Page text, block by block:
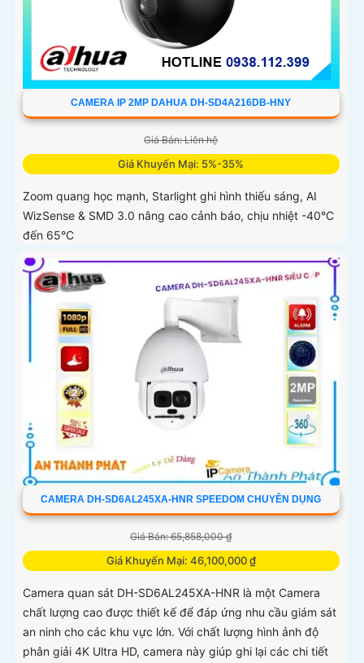
CAMERA IP 2MP DAHUA DH-SD4A216DB-HNY
Giá Bán: Liên hệ
Giá Khuyến Mại: 5%-35%
Zoom quang học mạnh, Starlight ghi hình thiếu sáng, AI
WizSense & SMD 3.0 nâng cao cảnh báo, chịu nhiệt -40°C
đến 65°C
CAMERA DH-SD6AL245XA-HNR SPEEDOM CHUYÊN DỤNG
Giá Bán: 65,858,000 ₫
Giá Khuyến Mại: 46,100,000 ₫
Camera quan sát DH-SD6AL245XA-HNR là một Camera
chất lượng cao được thiết kế để đáp ứng nhu cầu giám sát
an ninh cho các khu vực lớn. Với chất lượng hình ảnh độ
phân giải 4K Ultra HD, camera này giúp ghi lại các chi tiết